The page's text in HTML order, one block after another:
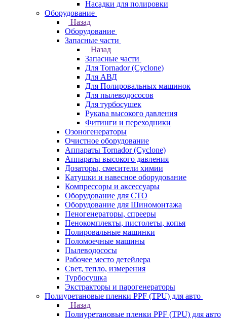
Насадки для полировки
Оборудование
Назад
Оборудование
Запасные части
Назад
Запасные части
Для Tornador (Cyclone)
Для АВД
Для Полировальных машинок
Для пылеводососов
Для турбосушек
Рукава высокого давления
Фитинги и переходники
Озоногенераторы
Очистное оборудование
Аппараты Tornador (Cyclone)
Аппараты высокого давления
Дозаторы, смесители химии
Катушки и навесное оборудование
Компрессоры и аксессуары
Оборудование для СТО
Оборудование для Шиномонтажа
Пеногенераторы, спрееры
Пенокомплекты, пистолеты, копья
Полировальные машинки
Поломоечные машины
Пылеводососы
Рабочее место детейлера
Свет, тепло, измерения
Турбосушка
Экстракторы и парогенераторы
Полиуретановые пленки PPF (TPU) для авто
Назад
Полиуретановые пленки PPF (TPU) для авто